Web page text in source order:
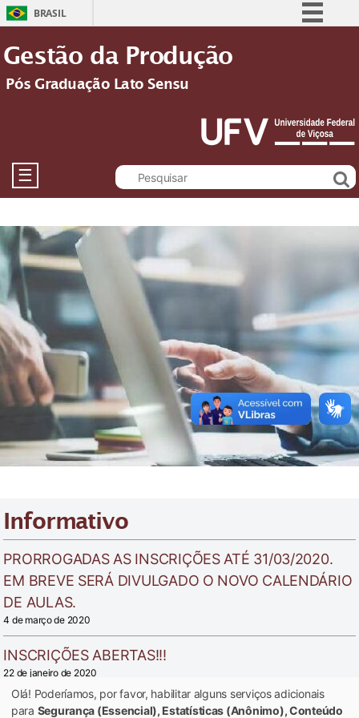
BRASIL
Comunica BR
Acesso à informação
Legislação
Canais
Gestão da Produção
Pós Graduação Lato Sensu
☰
Informativo
PRORROGADAS AS INSCRIÇÕES ATÉ 31/03/2020.
EM BREVE SERÁ DIVULGADO O NOVO CALENDÁRIO
DE AULAS.
4 de março de 2020
INSCRIÇÕES ABERTAS!!!
22 de janeiro de 2020
Veja Mais
Olá! Poderíamos, por favor, habilitar alguns serviços adicionais
para Segurança (Essencial), Estatísticas (Anônimo), Conteúdo